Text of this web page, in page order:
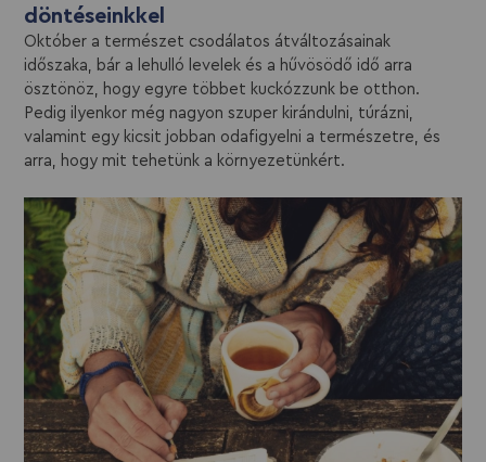
döntéseinkkel
Október a természet csodálatos átváltozásainak
időszaka, bár a lehulló levelek és a hűvösödő idő arra
ösztönöz, hogy egyre többet kuckózzunk be otthon.
Pedig ilyenkor még nagyon szuper kirándulni, túrázni,
valamint egy kicsit jobban odafigyelni a természetre, és
arra, hogy mit tehetünk a környezetünkért.